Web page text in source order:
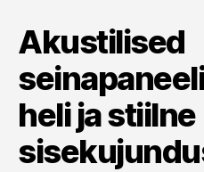
Akustilised
heli ja stiilne